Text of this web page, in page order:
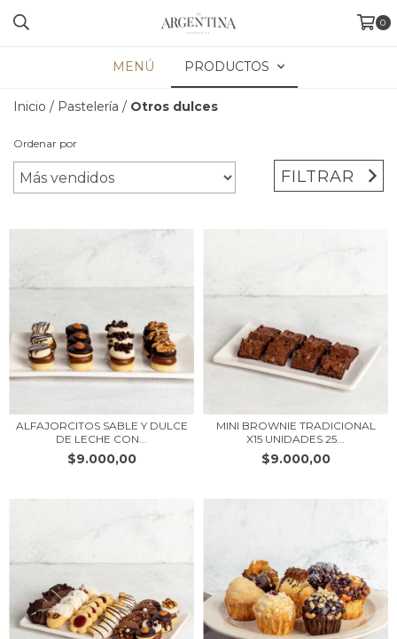
0
MENÚ PRODUCTOS
Inicio / Pastelería / Otros dulces
Ordenar por
FILTRAR
ALFAJORCITOS SABLE Y DULCE
DE LECHE CON...
$9.000,00
MINI BROWNIE TRADICIONAL
X15 UNIDADES 25...
$9.000,00